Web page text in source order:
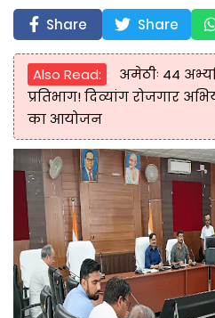
Share Share
Also Read:
अमेठीः 44
प्रतिभाग! दिव्यांग रोजगार
का आयोजन